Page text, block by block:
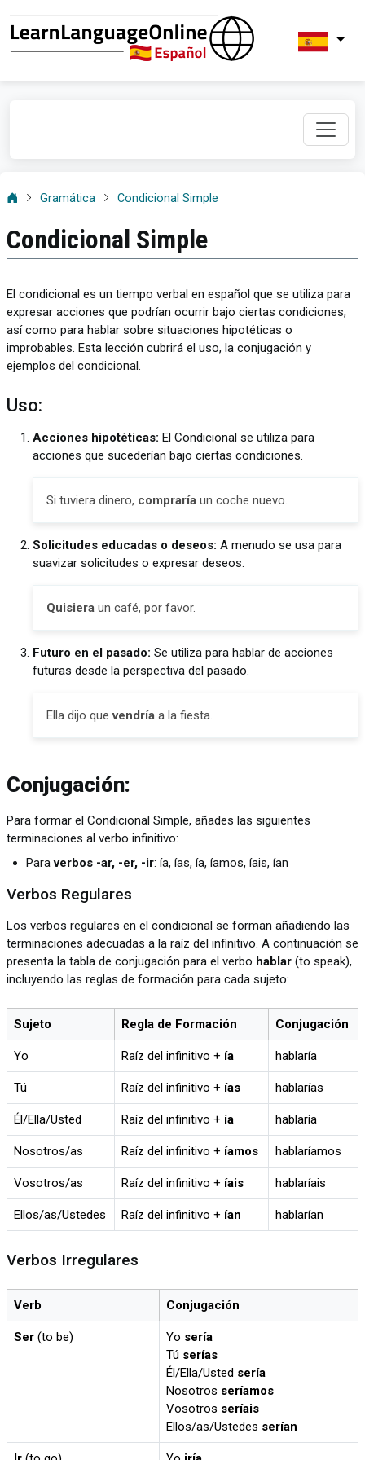
Gramática Condicional Simple
Condicional Simple
El condicional es un tiempo verbal en español que se utiliza para
expresar acciones que podrían ocurrir bajo ciertas condiciones,
así como para hablar sobre situaciones hipotéticas o
improbables. Esta lección cubrirá el uso, la conjugación y
ejemplos del condicional.
Uso:
Acciones hipotéticas: El Condicional se utiliza para
acciones que sucederían bajo ciertas condiciones.
Si tuviera dinero, compraría un coche nuevo.
Solicitudes educadas o deseos: A menudo se usa para
suavizar solicitudes o expresar deseos.
Quisiera un café, por favor.
Futuro en el pasado: Se utiliza para hablar de acciones
futuras desde la perspectiva del pasado.
Ella dijo quevendría a la fiesta.
Conjugación:
Para formar el Condicional Simple, añades las siguientes
terminaciones al verbo infinitivo:
Paraverbos -ar, -er, -ir: ía, ías, ía, íamos, íais, ían
Verbos Regulares
Los verbos regulares en el condicional se forman añadiendo las
terminaciones adecuadas a la raíz del infinitivo. A continuación se
presenta la tabla de conjugación para el verbo hablar (to speak),
incluyendo las reglas de formación para cada sujeto:
Sujeto Regla de Formación Conjugación
Yo Raíz del infinitivo + ía hablaría
Tú Raíz del infinitivo + ías hablarías
Él/Ella/Usted Raíz del infinitivo + ía hablaría
Nosotros/as Raíz del infinitivo + íamos hablaríamos
Vosotros/as Raíz del infinitivo + íais hablaríais
Ellos/as/Ustedes Raíz del infinitivo + ían hablarían
Verbos Irregulares
Verb Conjugación
Ser (to be) Yo sería
Tú serías
Él/Ella/Usted sería
Nosotros seríamos
Vosotros seríais
Ellos/as/Ustedes serían